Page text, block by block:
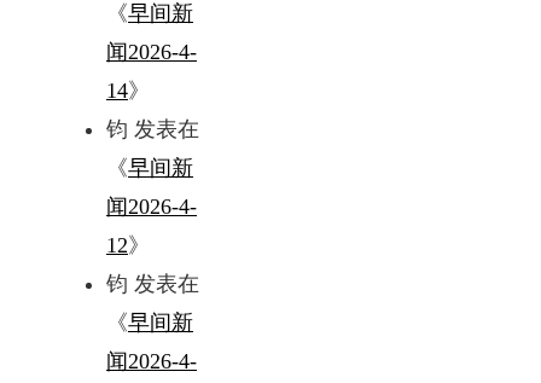
《早间新
闻2026-4-
14》
钧 发表在
《早间新
闻2026-4-
12》
钧 发表在
《早间新
闻2026-4-